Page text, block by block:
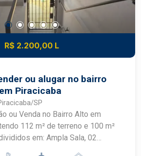
R$ 2.200,00 L
ou alugar no bairro
Piracicaba
SP
ou Venda no Bairro Alto em
112 m² de terreno e 100 m²
em: Ampla Sala, 02